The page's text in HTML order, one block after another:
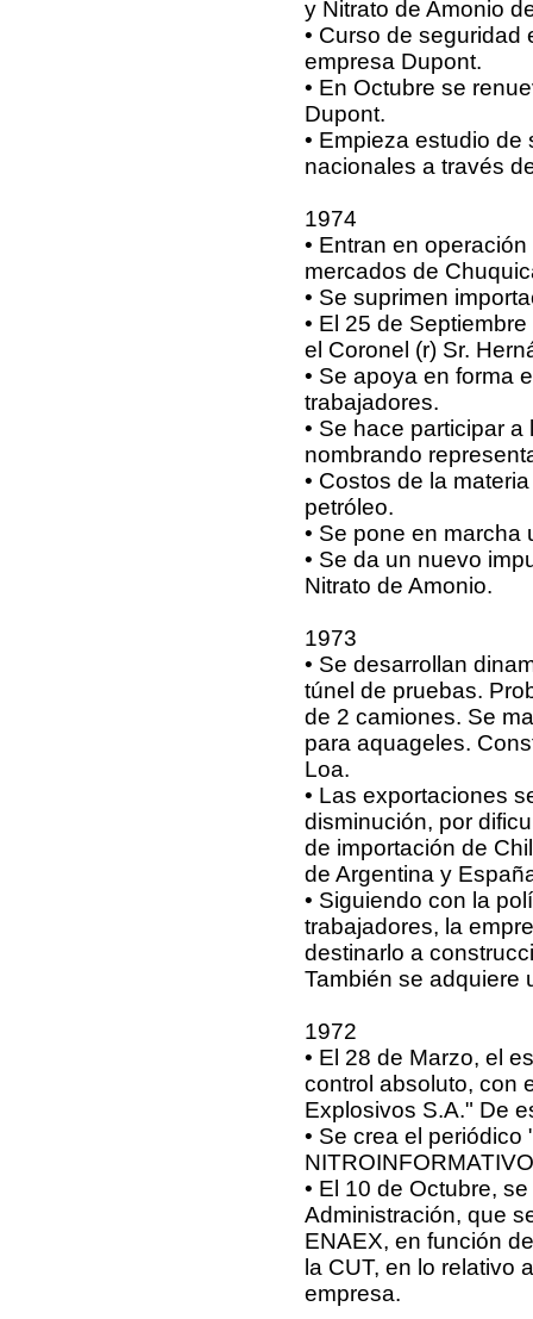
y Nitrato de Amonio
• Curso de
empresa Dupont.
• En Octubre se
Dupont.
• Empieza estudio
nacionales a través
1974
• Entran en
mercados de
• Se suprimen
• El 25 de
el Coronel (r) Sr.
• Se apoya en forma
trabajadores.
• Se hace participar
nombrando
• Costos de la
petróleo.
• Se pone en marcha
• Se da un nuevo
Nitrato de Amonio.
1973
• Se desarrollan
túnel de pruebas.
de 2 camiones. Se
para aquageles.
Loa.
• Las exportaciones
disminución, por
de importación de
de Argentina y
• Siguiendo con la
trabajadores, la
destinarlo a
También se adquiere
1972
• El 28 de Marzo, el
control absoluto, con
Explosivos S.A." De
• Se crea el
• El 10 de Octubre,
Administración, que
ENAEX, en función
la CUT, en lo relativo
empresa.